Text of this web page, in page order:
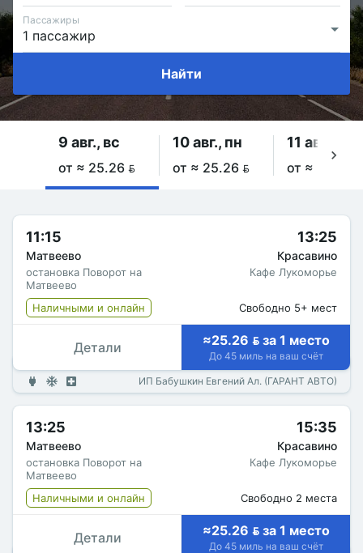
Пассажиры
Найти
9 авг., вс
от ≈ 25.26 
10 авг., пн
от ≈ 25.26 
11 авг., вт
от ≈ 25.26 
11:15
Матвеево
остановка Поворот на
Матвеево
13:25
Красавино
Кафе Лукоморье
Наличными и онлайн Свободно 5+ мест
Детали ≈25.26  за 1 место
До 45 миль на ваш счёт
ИП Бабушкин Евгений Ал. (ГАРАНТ АВТО)
13:25
Матвеево
остановка Поворот на
Матвеево
15:35
Красавино
Кафе Лукоморье
Наличными и онлайн Свободно 2 места
Детали ≈25.26  за 1 место
До 45 миль на ваш счёт